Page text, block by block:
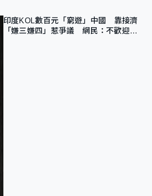
印度KOL數百元「窮遊」中國 靠接濟
「嫌三嫌四」惹爭議 網民：不歡迎劣